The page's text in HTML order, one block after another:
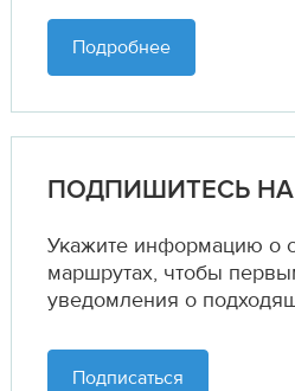
Подробнее
ПОДПИШИТЕСЬ
Укажите информацию о
маршрутах, чтобы
уведомления о
Подписаться